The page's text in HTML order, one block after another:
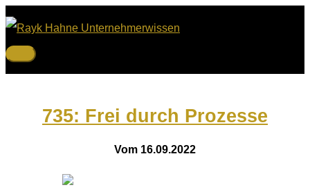
Zum
Inhalt
springen
Hauptmenü
735: Frei durch Prozesse
Vom 16.09.2022